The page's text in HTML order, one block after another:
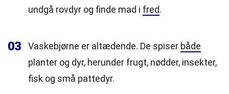
undgå rovdyr og finde mad i fred.
03 Vaskebjørne er altædende. De spiser både
planter og dyr, herunder frugt, nødder, insekter,
fisk og små pattedyr.